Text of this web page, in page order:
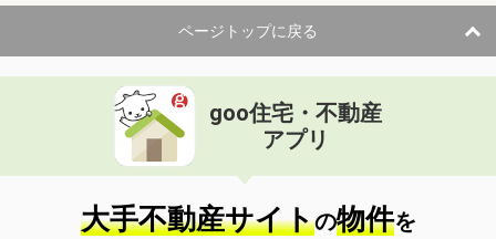
専有面積 22.7m²
間取り
1K
徳島県小松島市中田町字蛭子ノ本
価 格
住 所
徳島県小松島市中田町字蛭子ノ本
専有面積 57.64m²
間取り
2LDK
ページトップに戻る
goo住宅・不動産
アプリ
大手不動産サイトの物件を